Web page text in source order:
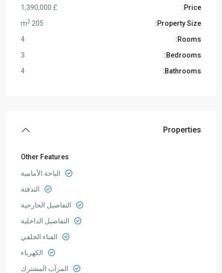
Price:
£ 1,390,000
Property Size:
205 m
2
Rooms:
4
Bedrooms:
3
Bathrooms:
4
Properties
Other Features
الباحة الأمامية
التدفئة
التفاصيل الخارجية
التفاصيل الداخلية
الفناء الخلفي
الكهرباء
المرآب المشترك